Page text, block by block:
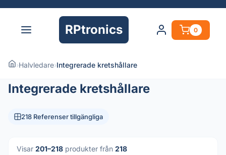
RPtronics 0
›Halvledare›Integrerade kretshållare
Integrerade kretshållare
218 Referenser tillgängliga
Visar 201–218 produkter från 218